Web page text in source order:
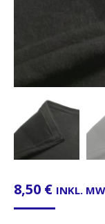
8,50 € INKL.